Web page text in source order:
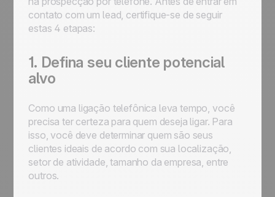
contato com um lead, certifique-se de seguir
estas 4 etapas:
1. Defina seu cliente potencial
alvo
Como uma ligação telefônica leva tempo, você
precisa ter certeza para quem deseja ligar. Para
isso, você deve determinar quem são seus
clientes ideais de acordo com sua localização,
setor de atividade, tamanho da empresa, entre
outros.